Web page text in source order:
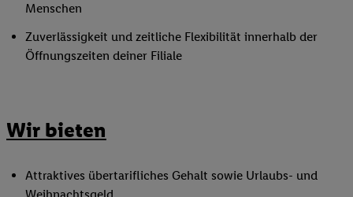
Menschen
Zuverlässigkeit und zeitliche Flexibilität innerhalb der
Öffnungszeiten deiner Filiale
Wir bieten
Attraktives übertarifliches Gehalt sowie Urlaubs- und
Weihnachtsgeld